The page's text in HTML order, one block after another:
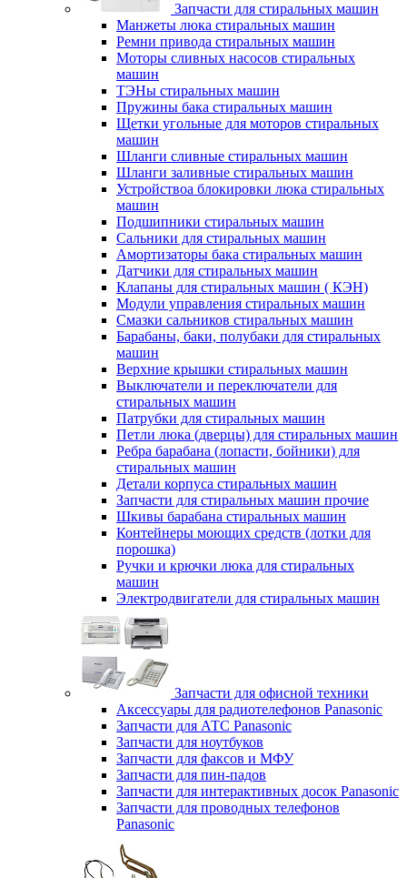
Запчасти для стиральных машин
Манжеты люка стиральных машин
Ремни привода стиральных машин
Моторы сливных насосов стиральных
машин
ТЭНы стиральных машин
Пружины бака стиральных машин
Щетки угольные для моторов стиральных
машин
Шланги сливные стиральных машин
Шланги заливные стиральных машин
Устройствоа блокировки люка стиральных
машин
Подшипники стиральных машин
Сальники для стиральных машин
Амортизаторы бака стиральных машин
Датчики для стиральных машин
Клапаны для стиральных машин ( КЭН)
Модули управления стиральных машин
Смазки сальников стиральных машин
Барабаны, баки, полубаки для стиральных
машин
Верхние крышки стиральных машин
Выключатели и переключатели для
стиральных машин
Патрубки для стиральных машин
Петли люка (дверцы) для стиральных машин
Ребра барабана (лопасти, бойники) для
стиральных машин
Детали корпуса стиральных машин
Запчасти для стиральных машин прочие
Шкивы барабана стиральных машин
Контейнеры моющих средств (лотки для
порошка)
Ручки и крючки люка для стиральных
машин
Электродвигатели для стиральных машин
Запчасти для офисной техники
Аксессуары для радиотелефонов Panasonic
Запчасти для АТС Panasonic
Запчасти для ноутбуков
Запчасти для факсов и МФУ
Запчасти для пин-падов
Запчасти для интерактивных досок Panasonic
Запчасти для проводных телефонов
Panasonic